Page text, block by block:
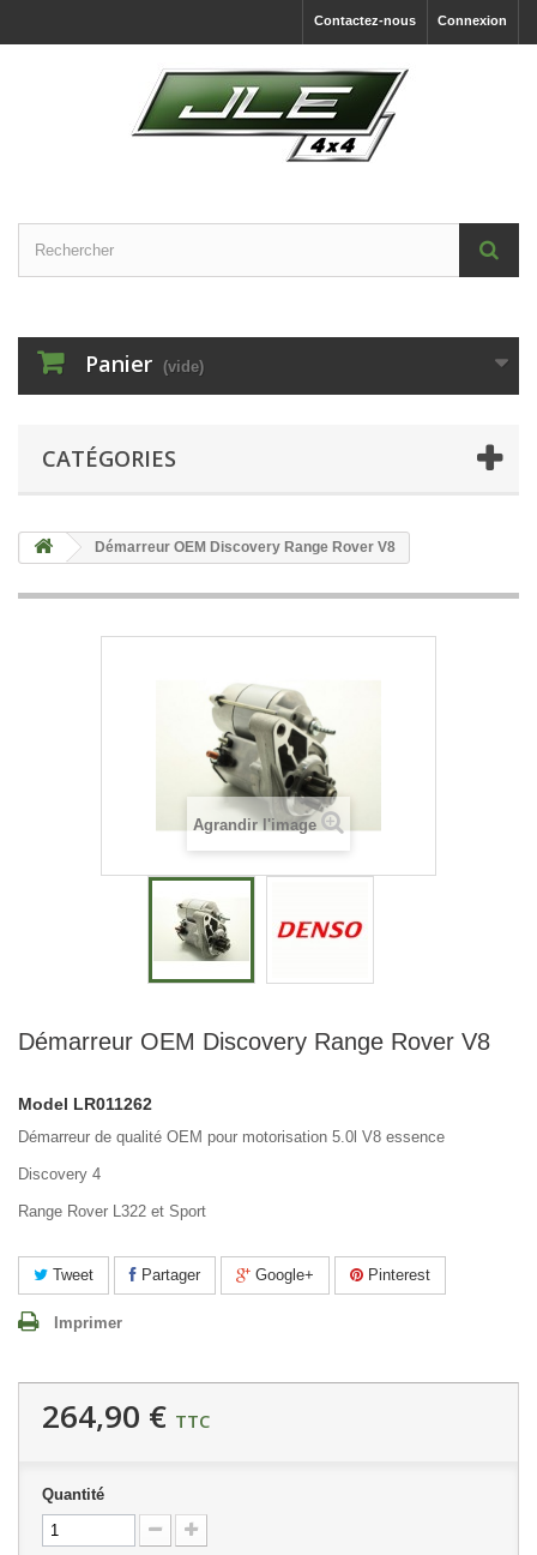
Connexion
Contactez-nous
Panier (vide)
CATÉGORIES
Démarreur OEM Discovery Range Rover V8
Agrandir l'image
Démarreur OEM Discovery Range Rover V8
Model LR011262
Démarreur de qualité OEM pour motorisation 5.0l V8 essence
Discovery 4
Range Rover L322 et Sport
Tweet Partager Google+ Pinterest
Imprimer
264,90 € TTC
Quantité